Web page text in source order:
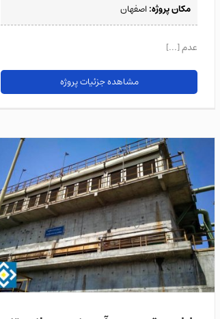
مکان پروژه:اصفهان
عدم [...]
مشاهده جزئیات پروژه